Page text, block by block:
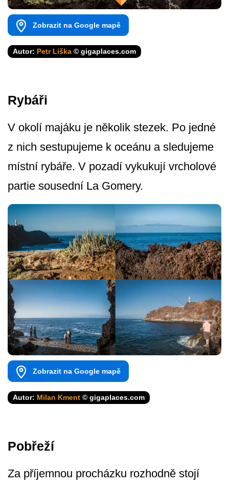
Zobrazit na Google mapě
Autor: Petr Liška © gigaplaces.com
Rybáři
V okolí majáku je několik stezek. Po jedné
z nich sestupujeme k oceánu a sledujeme
místní rybáře. V pozadí vykukují vrcholové
partie sousední La Gomery.
Zobrazit na Google mapě
Autor: Milan Kment © gigaplaces.com
Pobřeží
Za příjemnou procházku rozhodně stojí